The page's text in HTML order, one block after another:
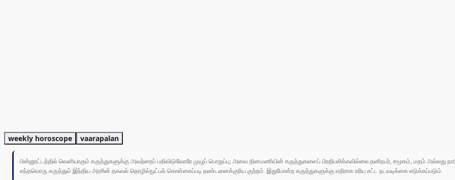
weekly horoscope vaarapalan
பின்னூட்டத்தில் வெளியாகும் கருத்துகளுக்கு அவற்றைப் பதிவிடுவோரே முழுப் பொறுப்பு; அவை தினமணியின் கருத்துகளைப் பிரதிபலிக்கவில்லை.தனிநபர், சமூகம், மதம் அல்லது
எந்தவொரு கருத்தும் இந்திய அரசின் தகவல் தொழில்நுட்பக் கொள்கைப்படி தண்டனைக்குரிய குற்றம். இதுபோன்ற கருத்துகளுக்கு எதிராக உரிய சட்ட நடவடிக்கை எடுக்கப்படும்.